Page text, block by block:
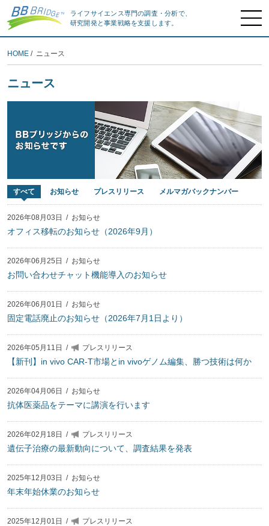
ライフサイエンス専門の調査・分析で、
研究開発と事業戦略を支援します。
HOME / ニュース
ニュース
すべて お知らせ プレスリリース メルマガバックナンバー
2026年08月03日 / お知らせ
オフィス移転のお知らせ（2026年9月）
2026年06月25日 / お知らせ
お問い合わせチャット機能導入のお知らせ
2026年06月01日 / お知らせ
固定電話廃止のお知らせ（2026年7月1日より）
2026年05月11日 / プレスリリース
【新刊】in vivo CAR-T市場とin vivoゲノム編集、勝つ技術は何か
2026年04月06日 / お知らせ
抗体医薬品をテーマに講演を行います
2026年02月18日 / プレスリリース
遺伝子治療の最新動向について、調査結果を発表
2025年12月03日 / お知らせ
年末年始休業のお知らせ
2025年12月01日 / プレスリリース